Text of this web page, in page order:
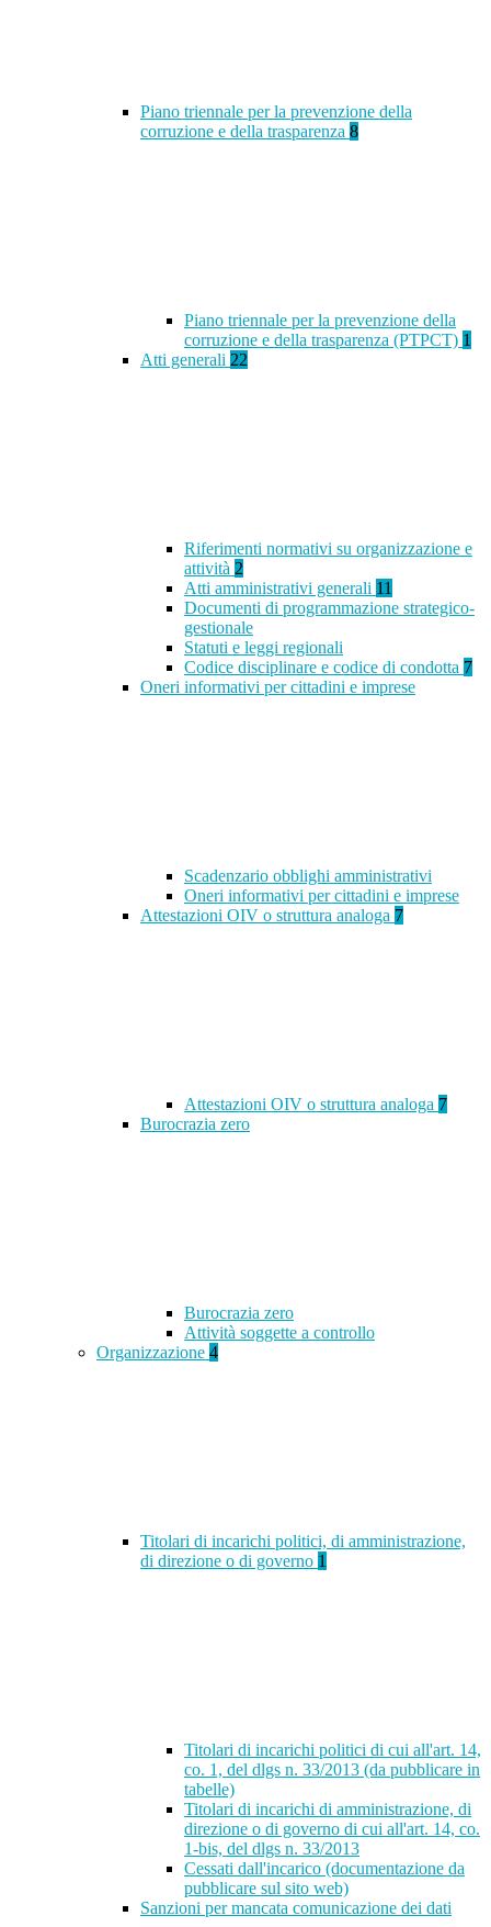
Piano triennale per la prevenzione della
corruzione e della trasparenza 8
Piano triennale per la prevenzione della
corruzione e della trasparenza (PTPCT) 1
Atti generali 22
Riferimenti normativi su organizzazione e
attività 2
Atti amministrativi generali 11
Documenti di programmazione strategico-
gestionale
Statuti e leggi regionali
Codice disciplinare e codice di condotta 7
Oneri informativi per cittadini e imprese
Scadenzario obblighi amministrativi
Oneri informativi per cittadini e imprese
Attestazioni OIV o struttura analoga 7
Attestazioni OIV o struttura analoga 7
Burocrazia zero
Burocrazia zero
Attività soggette a controllo
Organizzazione 4
Titolari di incarichi politici, di amministrazione,
di direzione o di governo 1
Titolari di incarichi politici di cui all'art. 14,
co. 1, del dlgs n. 33/2013 (da pubblicare in
tabelle)
Titolari di incarichi di amministrazione, di
direzione o di governo di cui all'art. 14, co.
1-bis, del dlgs n. 33/2013
Cessati dall'incarico (documentazione da
pubblicare sul sito web)
Sanzioni per mancata comunicazione dei dati